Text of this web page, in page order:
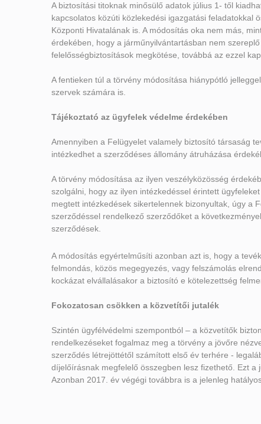
A biztosítási titoknak minősülő adatok július 1- től
kapcsolatos közúti közlekedési igazgatási feladatokkal
Központi Hivatalának is. A módosítás oka nem más,
érdekében, hogy a járműnyilvántartásban nem
felelősségbiztosítások megkötése, továbbá az ezzel
A fentieken túl a törvény módosítása hiánypótló
szervek számára is.
Tájékoztató az ügyfelek védelme érdekében
Amennyiben a Felügyelet valamely biztosító társaság
intézkedhet a szerződéses állomány átruházása
A törvény módosítása az ilyen veszélyközösség
szolgálni, hogy az ilyen intézkedéssel érintett
megtett intézkedések sikertelennek bizonyultak, úgy a
szerződéssel rendelkező szerződőket a
szerződések.
A módosítás egyértelműsíti azonban azt is, hogy a
felmondás, közös megegyezés, vagy felszámolás
kockázat elvállalásakor a biztosító e kötelezettség
Fokozatosan csökken a közvetítői jutalék
Szintén ügyfélvédelmi szempontból – a közvetítők
rendelkezéseket fogalmaz meg a törvény a jövőre
szerződés létrejöttétől számított első év terhére -
díjelőírásnak megfelelő összegben lesz fizethető. Ezt
Azonban 2017. év végégi továbbra is a jelenleg